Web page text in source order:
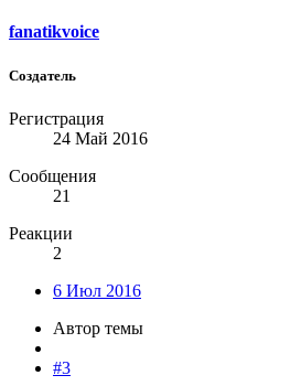
fanatikvoice
Создатель
Регистрация
24 Май 2016
Сообщения
21
Реакции
2
6 Июл 2016
Автор темы
#3